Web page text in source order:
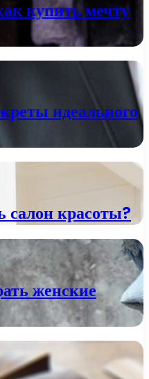
купить мечту
идеального
салон красоты?
женские